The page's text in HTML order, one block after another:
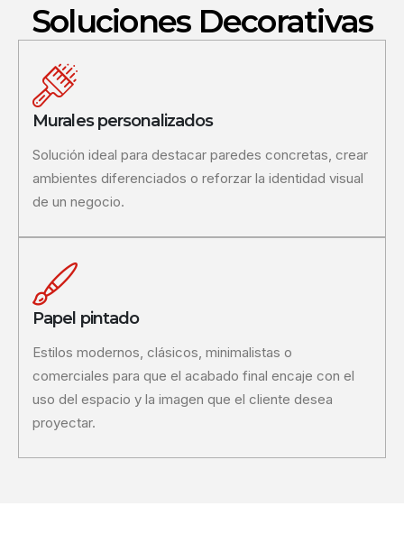
Soluciones Decorativas
Murales personalizados
Solución ideal para destacar paredes concretas, crear
ambientes diferenciados o reforzar la identidad visual
de un negocio.
Papel pintado
Estilos modernos, clásicos, minimalistas o
comerciales para que el acabado final encaje con el
uso del espacio y la imagen que el cliente desea
proyectar.